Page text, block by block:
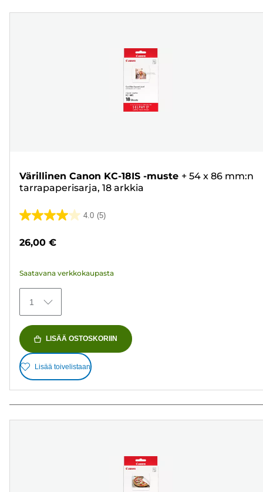
Värillinen Canon KC-18IS -muste + 54 x 86 mm:n
tarrapaperisarja, 18 arkkia
4.0 (5)
4.0/5
26,00 €
Saatavana verkkokaupasta
1
LISÄÄ OSTOSKORIIN
Lisää toivelistaan